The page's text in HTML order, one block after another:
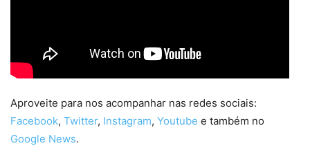
Aproveite para nos acompanhar nas redes sociais:
Facebook, Twitter, Instagram, Youtube e também no
Google News.